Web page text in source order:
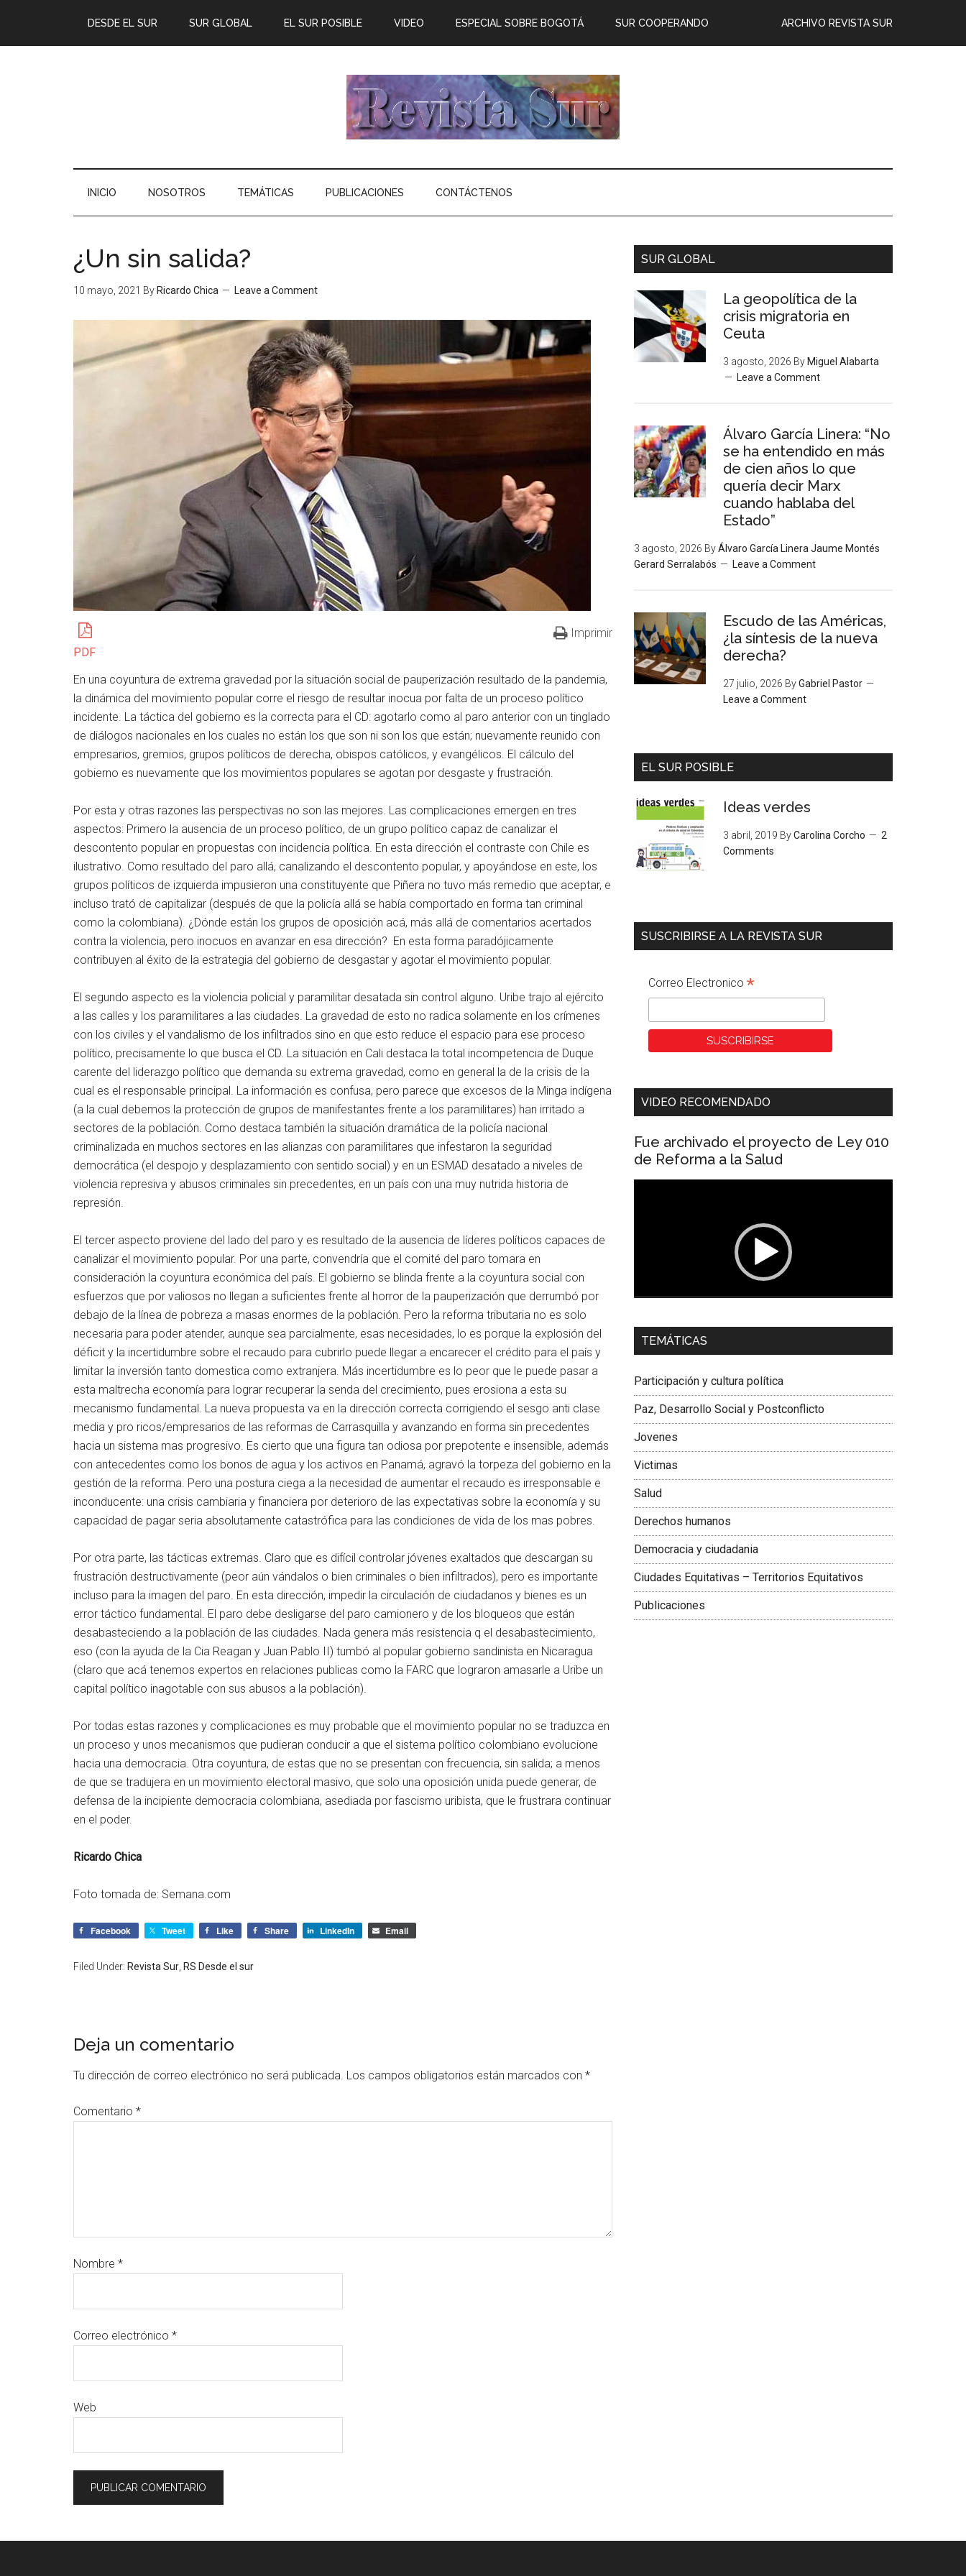
DESDE EL SUR SUR GLOBAL EL SUR POSIBLE ARCHIVO REVISTA SUR
VIDEO ESPECIAL SOBRE BOGOTÁ SUR COOPERANDO
INICIO NOSOTROS TEMÁTICAS PUBLICACIONES CONTÁCTENOS
¿Un sin salida?
10 mayo, 2021 By Ricardo Chica Leave a Comment
PDF
Imprimir
En una coyuntura de extrema gravedad por la situación social de pauperización resultado de la pandemia,
la dinámica del movimiento popular corre el riesgo de resultar inocua por falta de un proceso político
incidente. La táctica del gobierno es la correcta para el CD: agotarlo como al paro anterior con un tinglado
de diálogos nacionales en los cuales no están los que son ni son los que están; nuevamente reunido con
empresarios, gremios, grupos políticos de derecha, obispos católicos, y evangélicos. El cálculo del
gobierno es nuevamente que los movimientos populares se agotan por desgaste y frustración.
Por esta y otras razones las perspectivas no son las mejores. Las complicaciones emergen en tres
aspectos: Primero la ausencia de un proceso político, de un grupo político capaz de canalizar el
descontento popular en propuestas con incidencia política. En esta dirección el contraste con Chile es
ilustrativo. Como resultado del paro allá, canalizando el descontento popular, y apoyándose en este, los
grupos políticos de izquierda impusieron una constituyente que Piñera no tuvo más remedio que aceptar, e
incluso trató de capitalizar (después de que la policía allá se había comportado en forma tan criminal
como la colombiana). ¿Dónde están los grupos de oposición acá, más allá de comentarios acertados
contra la violencia, pero inocuos en avanzar en esa dirección? En esta forma paradójicamente
contribuyen al éxito de la estrategia del gobierno de desgastar y agotar el movimiento popular.
El segundo aspecto es la violencia policial y paramilitar desatada sin control alguno. Uribe trajo al ejército
a las calles y los paramilitares a las ciudades. La gravedad de esto no radica solamente en los crímenes
con los civiles y el vandalismo de los infiltrados sino en que esto reduce el espacio para ese proceso
político, precisamente lo que busca el CD. La situación en Cali destaca la total incompetencia de Duque
carente del liderazgo político que demanda su extrema gravedad, como en general la de la crisis de la
cual es el responsable principal. La información es confusa, pero parece que excesos de la Minga indígena
(a la cual debemos la protección de grupos de manifestantes frente a los paramilitares) han irritado a
sectores de la población. Como destaca también la situación dramática de la policía nacional
criminalizada en muchos sectores en las alianzas con paramilitares que infestaron la seguridad
democrática (el despojo y desplazamiento con sentido social) y en un ESMAD desatado a niveles de
violencia represiva y abusos criminales sin precedentes, en un país con una muy nutrida historia de
represión.
El tercer aspecto proviene del lado del paro y es resultado de la ausencia de líderes políticos capaces de
canalizar el movimiento popular. Por una parte, convendría que el comité del paro tomara en
consideración la coyuntura económica del país. El gobierno se blinda frente a la coyuntura social con
esfuerzos que por valiosos no llegan a suficientes frente al horror de la pauperización que derrumbó por
debajo de la línea de pobreza a masas enormes de la población. Pero la reforma tributaria no es solo
necesaria para poder atender, aunque sea parcialmente, esas necesidades, lo es porque la explosión del
déficit y la incertidumbre sobre el recaudo para cubrirlo puede llegar a encarecer el crédito para el país y
limitar la inversión tanto domestica como extranjera. Más incertidumbre es lo peor que le puede pasar a
esta maltrecha economía para lograr recuperar la senda del crecimiento, pues erosiona a esta su
mecanismo fundamental. La nueva propuesta va en la dirección correcta corrigiendo el sesgo anti clase
media y pro ricos/empresarios de las reformas de Carrasquilla y avanzando en forma sin precedentes
hacia un sistema mas progresivo. Es cierto que una figura tan odiosa por prepotente e insensible, además
con antecedentes como los bonos de agua y los activos en Panamá, agravó la torpeza del gobierno en la
gestión de la reforma. Pero una postura ciega a la necesidad de aumentar el recaudo es irresponsable e
inconducente: una crisis cambiaria y financiera por deterioro de las expectativas sobre la economía y su
capacidad de pagar seria absolutamente catastrófica para las condiciones de vida de los mas pobres.
Por otra parte, las tácticas extremas. Claro que es difícil controlar jóvenes exaltados que descargan su
frustración destructivamente (peor aún vándalos o bien criminales o bien infiltrados), pero es importante
incluso para la imagen del paro. En esta dirección, impedir la circulación de ciudadanos y bienes es un
error táctico fundamental. El paro debe desligarse del paro camionero y de los bloqueos que están
desabasteciendo a la población de las ciudades. Nada genera más resistencia q el desabastecimiento,
eso (con la ayuda de la Cia Reagan y Juan Pablo II) tumbó al popular gobierno sandinista en Nicaragua
(claro que acá tenemos expertos en relaciones publicas como la FARC que lograron amasarle a Uribe un
capital político inagotable con sus abusos a la población).
Por todas estas razones y complicaciones es muy probable que el movimiento popular no se traduzca en
un proceso y unos mecanismos que pudieran conducir a que el sistema político colombiano evolucione
hacia una democracia. Otra coyuntura, de estas que no se presentan con frecuencia, sin salida; a menos
de que se tradujera en un movimiento electoral masivo, que solo una oposición unida puede generar, de
defensa de la incipiente democracia colombiana, asediada por fascismo uribista, que le frustrara continuar
en el poder.
Ricardo Chica
Foto tomada de: Semana.com
Facebook Tweet Like Share LinkedIn Email
Filed Under: Revista Sur RS Desde el sur
Deja un comentario
Tu dirección de correo electrónico no será publicada. Los campos obligatorios están marcados con *
Comentario *
Nombre *
Correo electrónico *
Web
SUR GLOBAL
La geopolítica de la
crisis migratoria en
Ceuta
3 agosto, 2026 By Miguel Alabarta
Leave a Comment
Álvaro García Linera: “No
se ha entendido en más
de cien años lo que
quería decir Marx
cuando hablaba del
Estado”
3 agosto, 2026 ByÁlvaro García Linera Jaume Montés
Gerard Serralabós
Leave a Comment
Escudo de las Américas,
¿la síntesis de la nueva
derecha?
27 julio, 2026 ByGabriel Pastor
Leave a Comment
EL SUR POSIBLE
Ideas verdes
3 abril, 2019 ByCarolina Corcho
2
Comments
SUSCRIBIRSE A LA REVISTA SUR
Correo Electronico *
VIDEO RECOMENDADO
Fue archivado el proyecto de Ley 010
de Reforma a la Salud
Dra. Carolina Corcho Mejía,
Latinoamericana Sur, Vicepresidenta Federación
TEMÁTICAS
Participación y cultura política
Paz, Desarrollo Social y Postconflicto
Jovenes
Victimas
Salud
Derechos humanos
Democracia y ciudadania
Ciudades Equitativas – Territorios Equitativos
Publicaciones